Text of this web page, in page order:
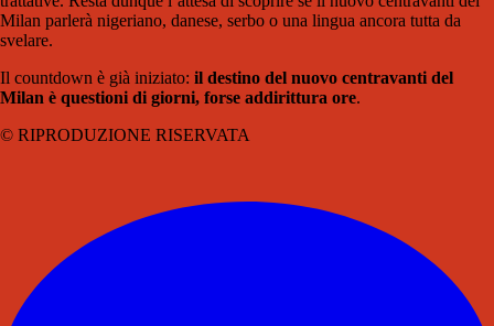
Milan parlerà nigeriano, danese, serbo o una lingua ancora tutta da
svelare.
Il countdown è già iniziato: il destino del nuovo centravanti del
Milan è questioni di giorni, forse addirittura ore.
© RIPRODUZIONE RISERVATA